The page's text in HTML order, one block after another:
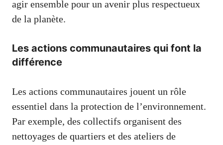
agir ensemble pour un avenir plus respectueux
de la planète.
Les actions communautaires qui font la
différence
Les actions communautaires jouent un rôle
essentiel dans la protection de l’environnement.
Par exemple, des collectifs organisent des
nettoyages de quartiers et des ateliers de